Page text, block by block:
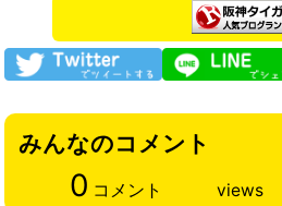
みんなのコメント
0 コメント views